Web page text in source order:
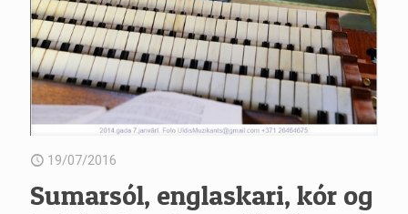
19/07/2016
Sumarsól, englaskari, kór og